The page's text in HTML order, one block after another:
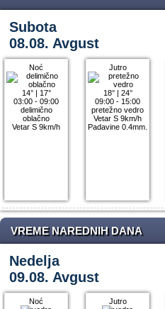
Subota
08.08. Avgust
Noć
14°| 17°
03:00 - 09:00
delimično
oblačno
Vetar S 9km/h
Jutro
18°| 24°
09:00 - 15:00
pretežno vedro
Vetar S 9km/h
Padavine 0.4mm.
VREME NAREDNIH DANA
Nedelja
09.08. Avgust
Noć Jutro